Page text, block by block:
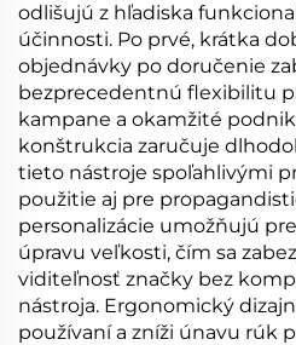
odlišujú z hľadiska
účinnosti. Po prvé, krátka
objednávky po doručenie
bezprecedentnú flexibilitu
kampane a okamžité
konštrukcia zaručuje
tieto nástroje spoľahlivými
použitie aj pre
personalizácie umožňujú
úpravu veľkosti, čím sa
viditeľnosť značky bez
nástroja. Ergonomický
používaní a zníži únavu rúk